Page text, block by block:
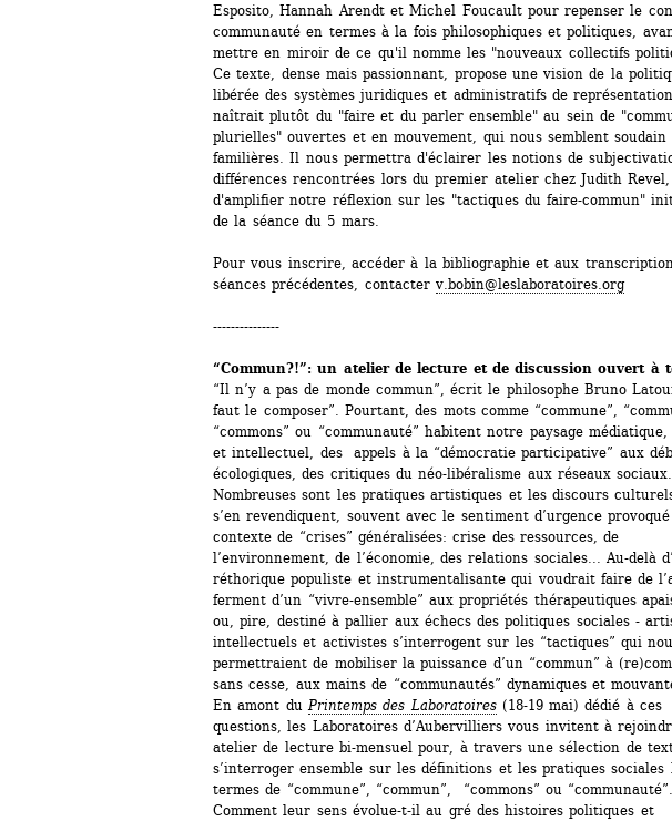
Esposito, Hannah Arendt et Michel Foucault pour repenser le
communauté en termes à la fois philosophiques et politiques,
mettre en miroir de ce qu'il nomme les "nouveaux collectifs
Ce texte, dense mais passionnant, propose une vision de la
libérée des systèmes juridiques et administratifs de
naîtrait plutôt du "faire et du parler ensemble" au sein de
plurielles" ouvertes et en mouvement, qui nous semblent soudain
familières. Il nous permettra d'éclairer les notions de
différences rencontrées lors du premier atelier chez Judith
d'amplifier notre réflexion sur les "tactiques du faire-commun"
de la séance du 5 mars.
Pour vous inscrire, accéder à la bibliographie et aux
séances précédentes, contacter v.bobin@leslaboratoires.org
---------------
“Commun?!”: un atelier de lecture et de discussion ouvert à
“Il n’y a pas de monde commun”, écrit le philosophe Bruno
faut le composer”. Pourtant, des mots comme “commune”,
“commons” ou “communauté” habitent notre paysage
et intellectuel, des appels à la “démocratie participative” aux
écologiques, des critiques du néo-libéralisme aux réseaux sociaux.
Nombreuses sont les pratiques artistiques et les discours
s’en revendiquent, souvent avec le sentiment d’urgence
contexte de “crises” généralisées: crise des ressources, de
l’environnement, de l’économie, des relations sociales... Au-delà
réthorique populiste et instrumentalisante qui voudrait faire de
ferment d’un “vivre-ensemble” aux propriétés thérapeutiques
ou, pire, destiné à pallier aux échecs des politiques sociales -
intellectuels et activistes s’interrogent sur les “tactiques” qui
permettraient de mobiliser la puissance d’un “commun” à
sans cesse, aux mains de “communautés” dynamiques et
En amont du Printemps des Laboratoires(18-19 mai) dédié à ces
questions, les Laboratoires d’Aubervilliers vous invitent à
atelier de lecture bi-mensuel pour, à travers une sélection de
s’interroger ensemble sur les définitions et les pratiques sociales
termes de “commune”, “commun”, “commons” ou “communauté”.
Comment leur sens évolue-t-il au gré des histoires politiques et